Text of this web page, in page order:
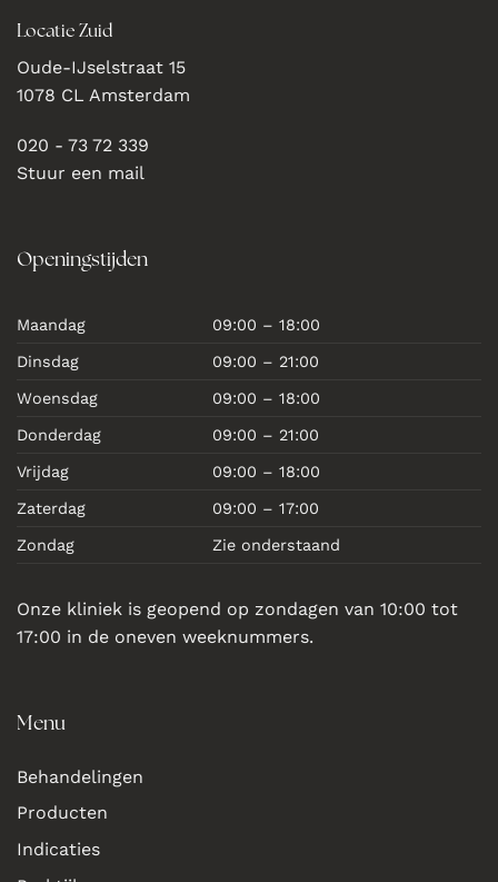
Locatie Zuid
Oude-IJselstraat 15
1078 CL Amsterdam
020 - 73 72 339
Stuur een mail
Openingstijden
Maandag 09:00 – 18:00
Dinsdag 09:00 – 21:00
Woensdag 09:00 – 18:00
Donderdag 09:00 – 21:00
Vrijdag 09:00 – 18:00
Zaterdag 09:00 – 17:00
Zondag Zie onderstaand
Onze kliniek is geopend op zondagen van 10:00 tot
17:00 in de oneven weeknummers.
Menu
Behandelingen
Producten
Indicaties